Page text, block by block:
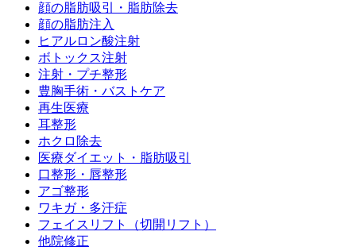
顔の脂肪吸引・脂肪除去
顔の脂肪注入
ヒアルロン酸注射
ボトックス注射
注射・プチ整形
豊胸手術・バストケア
再生医療
耳整形
ホクロ除去
医療ダイエット・脂肪吸引
口整形・唇整形
アゴ整形
ワキガ・多汗症
フェイスリフト（切開リフト）
他院修正